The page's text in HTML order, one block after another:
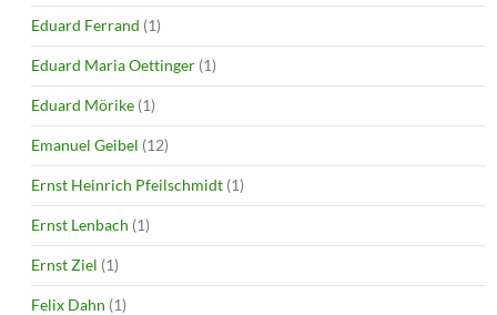
Eduard Ferrand (1)
Eduard Maria Oettinger (1)
Eduard Mörike (1)
Emanuel Geibel (12)
Ernst Heinrich Pfeilschmidt (1)
Ernst Lenbach (1)
Ernst Ziel (1)
Felix Dahn (1)